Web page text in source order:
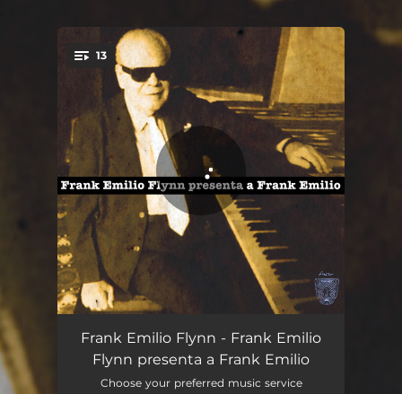
You're all set!
13
Si me dices que si - Remasterizado 02:13
Tú y mi música - Remasterizado 03:21
Frank Emilio Flynn - Frank Emilio
Flynn presenta a Frank Emilio
Choose your preferred music service